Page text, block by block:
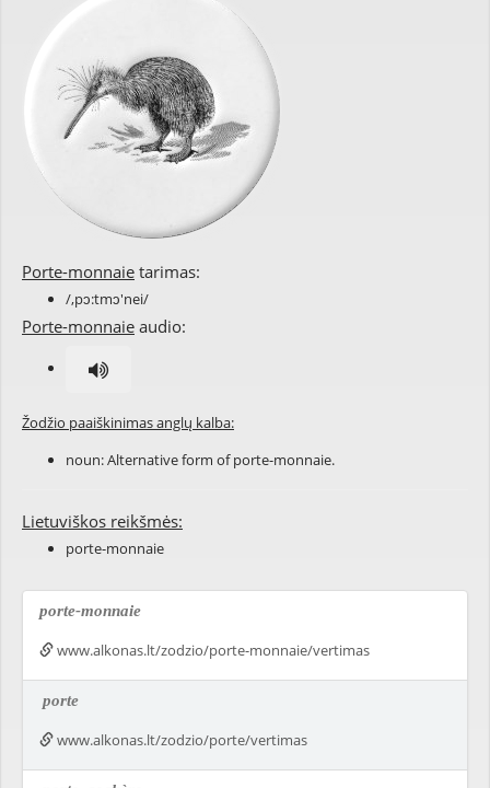
Porte-monnaie tarimas:
/,pɔ:tmɔ'nei/
Porte-monnaie audio:
Žodžio paaiškinimas anglų kalba:
noun: Alternative form ofporte-monnaie.
Lietuviškos reikšmės:
porte-monnaie
porte-monnaie
www.alkonas.lt/zodzio/porte-monnaie/vertimas
porte
www.alkonas.lt/zodzio/porte/vertimas